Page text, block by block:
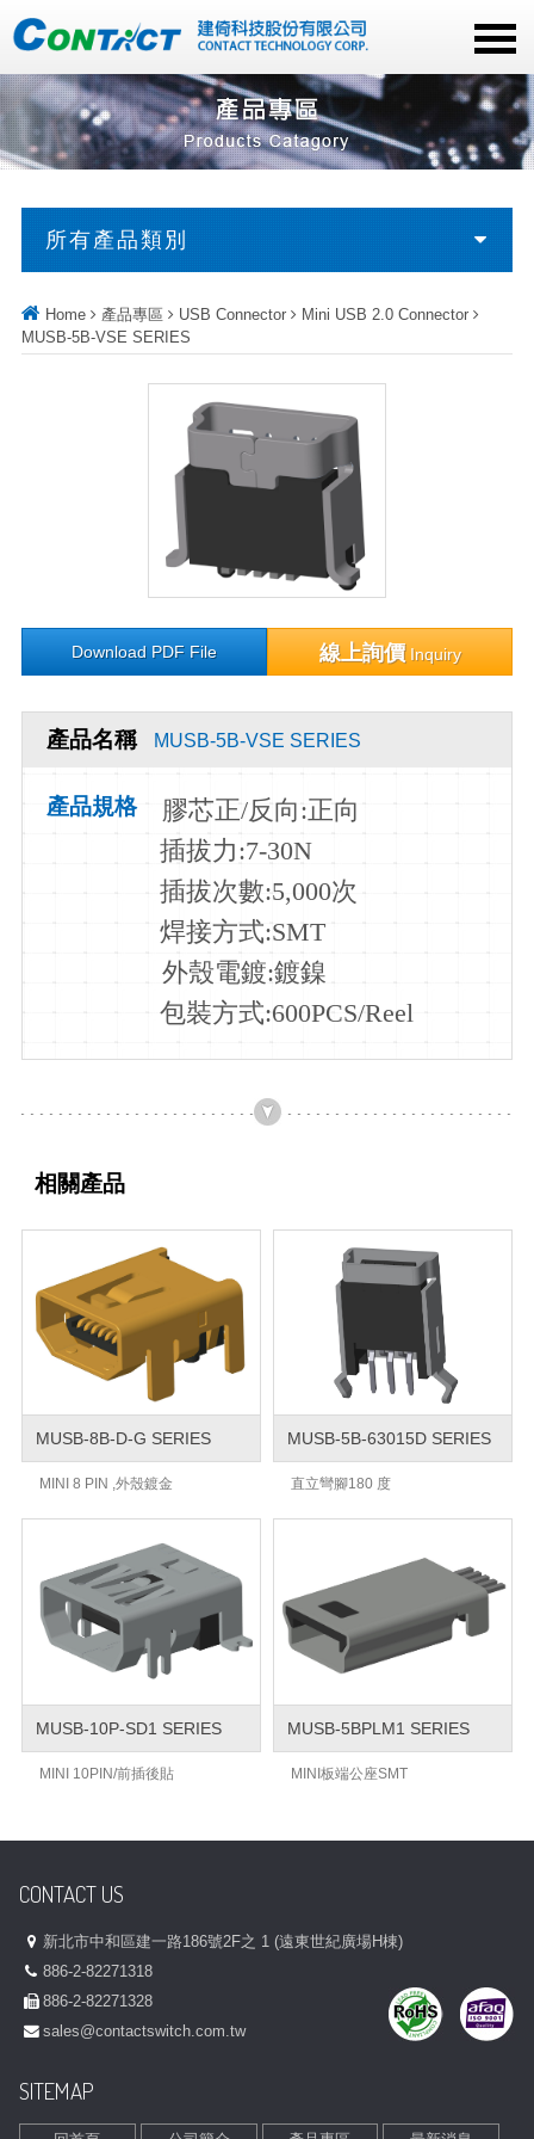
所有產品類別
Home 產品專區 USB Connector
Mini USB 2.0 Connector
MUSB-5B-VSE SERIES
Download PDF File 線上詢價Inquiry
產品名稱 MUSB-5B-VSE SERIES
產品規格 膠芯正/反向:正向
插拔力:7-30N
插拔次數:5,000次
焊接方式:SMT
外殼電鍍:鍍鎳
包裝方式:600PCS/Reel
相關產品
MUSB-8B-D-G SERIES
MINI 8 PIN ,外殼鍍金
MUSB-5B-63015D SERIES
直立彎腳180 度
MUSB-10P-SD1 SERIES
MINI 10PIN/前插後貼
MUSB-5BPLM1 SERIES
MINI板端公座SMT
CONTACT US
新北市中和區建一路186號2F之 1 (遠東世紀廣場H棟)
886-2-82271318
886-2-82271328
sales@contactswitch.com.tw
SITEMAP